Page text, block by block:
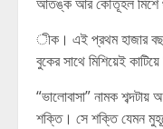
ীক। এই প্রথম হাজার
বুকের সাথে মিশিয়েই
“ভালোবাসা” নামক
শক্তি। সে শক্তি যেমন